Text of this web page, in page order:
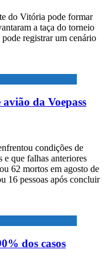
do Vitória pode formar
a taça do torneio
registrar um cenário
da Voepass
condições de
e que falhas anteriores
62 mortos em agosto de
16 pessoas após concluir
dos casos